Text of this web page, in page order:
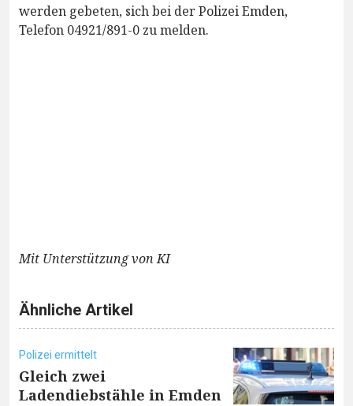
werden gebeten, sich bei der Polizei Emden,
Telefon 04921/891-0 zu melden.
Mit Unterstützung von KI
Ähnliche Artikel
Polizei ermittelt
Gleich zwei
Ladendiebstähle in Emden